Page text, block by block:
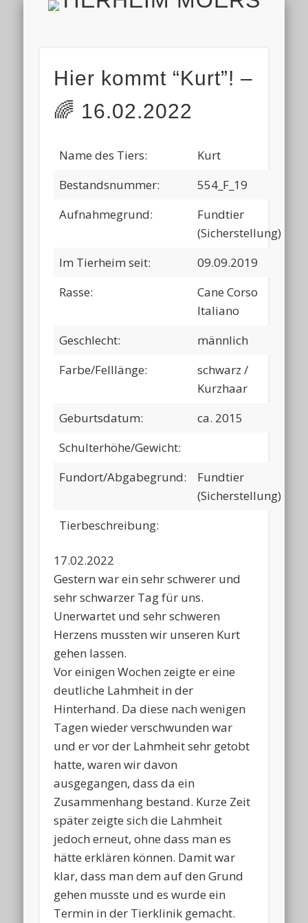
HOME
AKTUELL
ALLE TIERE
HELFEN
TIERHEIM & VEREIN
VIELEN DANK!
IMPRESSUM & DATENSCHUTZ
FINDEFIX
Hier kommt “Kurt”! –
🌈 16.02.2022
Name des Tiers:
Kurt
Bestandsnummer:
554_F_19
Aufnahmegrund:
Fundtier
(Sicherstellung)
Im Tierheim seit:
09.09.2019
Rasse:
Cane Corso
Italiano
Geschlecht:
männlich
Farbe/Felllänge:
schwarz /
Kurzhaar
Geburtsdatum:
ca. 2015
Schulterhöhe/Gewicht:
Fundort/Abgabegrund:
Fundtier
(Sicherstellung)
Tierbeschreibung:
17.02.2022
Gestern war ein sehr schwerer und
sehr schwarzer Tag für uns.
Unerwartet und sehr schweren
Herzens mussten wir unseren Kurt
gehen lassen.
Vor einigen Wochen zeigte er eine
deutliche Lahmheit in der
Hinterhand. Da diese nach wenigen
Tagen wieder verschwunden war
und er vor der Lahmheit sehr getobt
hatte, waren wir davon
ausgegangen, dass da ein
Zusammenhang bestand. Kurze Zeit
später zeigte sich die Lahmheit
jedoch erneut, ohne dass man es
hätte erklären können. Damit war
klar, dass man dem auf den Grund
gehen musste und es wurde ein
Termin in der Tierklinik gemacht.